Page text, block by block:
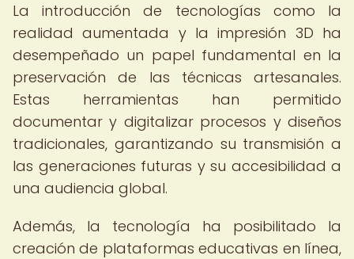
La introducción de tecnologías como la
realidad aumentada y la impresión 3D ha
desempeñado un papel fundamental en la
preservación de las técnicas artesanales.
Estas herramientas han permitido
documentar y digitalizar procesos y diseños
tradicionales, garantizando su transmisión a
las generaciones futuras y su accesibilidad a
una audiencia global.
Además, la tecnología ha posibilitado la
creación de plataformas educativas en línea,